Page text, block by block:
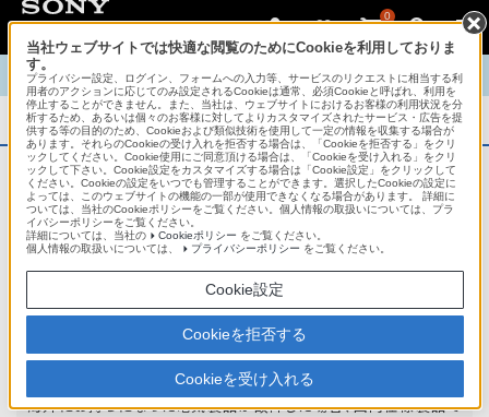
0
TOP 商品概要 商品情報 English 中文
商品概要
アフターサービス
オーバーシーズモデルは、いろいろな国
地域で共通の保証を実施しています。
世界47の国や地域で共通の保証サービスを実施し
ています。
海外にお持ちになった電気製品が故障した場合、国内仕様製品で
当社ウェブサイトでは快適な閲覧のためにCookieを利用しておりま
す。
プライバシー設定、ログイン、フォームへの入力等、サービスのリクエストに相当する利
用者のアクションに応じてのみ設定されるCookieは通常、必須Cookieと呼ばれ、利用を
停止することができません。また、当社は、ウェブサイトにおけるお客様の利用状況を分
析するため、あるいは個々のお客様に対してよりカスタマイズされたサービス・広告を提
供する等の目的のため、Cookieおよび類似技術を使用して一定の情報を収集する場合が
あります。それらのCookieの受け入れを拒否する場合は、「Cookieを拒否する」をクリ
ックしてください。Cookie使用にご同意頂ける場合は、「Cookieを受け入れる」をクリ
ックして下さい。Cookie設定をカスタマイズする場合は「Cookie設定」をクリックして
ください。Cookieの設定をいつでも管理することができます。選択したCookieの設定に
よっては、このウェブサイトの機能の一部が使用できなくなる場合があります。 詳細に
ついては、当社のCookieポリシーをご覧ください。個人情報の取扱いについては、プラ
イバシーポリシーをご覧ください。
詳細については、当社の
Cookieポリシー をご覧ください。
個人情報の取扱いについては、
プライバシーポリシー をご覧ください。
Cookie設定
Cookieを拒否する
Cookieを受け入れる